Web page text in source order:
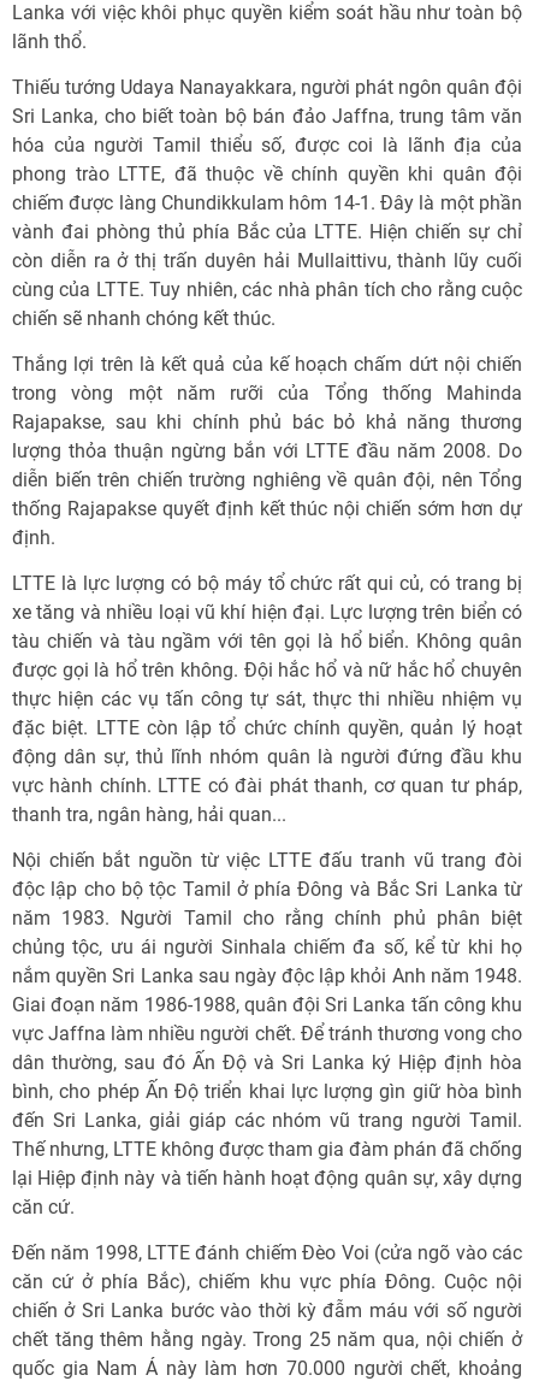
Lanka với việc khôi phục quyền kiểm soát hầu như toàn bộ
lãnh thổ.
Thiếu tướng Udaya Nanayakkara, người phát ngôn quân đội
Sri Lanka, cho biết toàn bộ bán đảo Jaffna, trung tâm văn
hóa của người Tamil thiểu số, được coi là lãnh địa của
phong trào LTTE, đã thuộc về chính quyền khi quân đội
chiếm được làng Chundikkulam hôm 14-1. Đây là một phần
vành đai phòng thủ phía Bắc của LTTE. Hiện chiến sự chỉ
còn diễn ra ở thị trấn duyên hải Mullaittivu, thành lũy cuối
cùng của LTTE. Tuy nhiên, các nhà phân tích cho rằng cuộc
chiến sẽ nhanh chóng kết thúc.
Thắng lợi trên là kết quả của kế hoạch chấm dứt nội chiến
trong vòng một năm rưỡi của Tổng thống Mahinda
Rajapakse, sau khi chính phủ bác bỏ khả năng thương
lượng thỏa thuận ngừng bắn với LTTE đầu năm 2008. Do
diễn biến trên chiến trường nghiêng về quân đội, nên Tổng
thống Rajapakse quyết định kết thúc nội chiến sớm hơn dự
định.
LTTE là lực lượng có bộ máy tổ chức rất qui củ, có trang bị
xe tăng và nhiều loại vũ khí hiện đại. Lực lượng trên biển có
tàu chiến và tàu ngầm với tên gọi là hổ biển. Không quân
được gọi là hổ trên không. Đội hắc hổ và nữ hắc hổ chuyên
thực hiện các vụ tấn công tự sát, thực thi nhiều nhiệm vụ
đặc biệt. LTTE còn lập tổ chức chính quyền, quản lý hoạt
động dân sự, thủ lĩnh nhóm quân là người đứng đầu khu
vực hành chính. LTTE có đài phát thanh, cơ quan tư pháp,
thanh tra, ngân hàng, hải quan...
Nội chiến bắt nguồn từ việc LTTE đấu tranh vũ trang đòi
độc lập cho bộ tộc Tamil ở phía Đông và Bắc Sri Lanka từ
năm 1983. Người Tamil cho rằng chính phủ phân biệt
chủng tộc, ưu ái người Sinhala chiếm đa số, kể từ khi họ
nắm quyền Sri Lanka sau ngày độc lập khỏi Anh năm 1948.
Giai đoạn năm 1986-1988, quân đội Sri Lanka tấn công khu
vực Jaffna làm nhiều người chết. Để tránh thương vong cho
dân thường, sau đó Ấn Độ và Sri Lanka ký Hiệp định hòa
bình, cho phép Ấn Độ triển khai lực lượng gìn giữ hòa bình
đến Sri Lanka, giải giáp các nhóm vũ trang người Tamil.
Thế nhưng, LTTE không được tham gia đàm phán đã chống
lại Hiệp định này và tiến hành hoạt động quân sự, xây dựng
căn cứ.
Đến năm 1998, LTTE đánh chiếm Đèo Voi (cửa ngõ vào các
căn cứ ở phía Bắc), chiếm khu vực phía Đông. Cuộc nội
chiến ở Sri Lanka bước vào thời kỳ đẫm máu với số người
chết tăng thêm hằng ngày. Trong 25 năm qua, nội chiến ở
quốc gia Nam Á này làm hơn 70.000 người chết, khoảng